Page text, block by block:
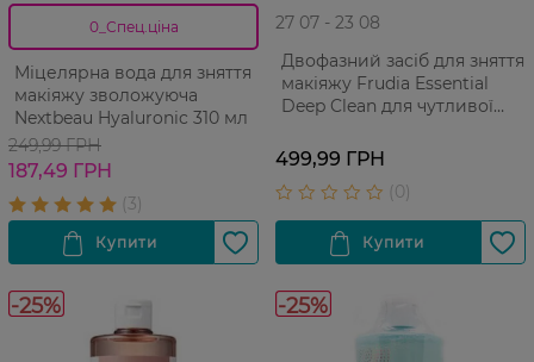
0_Спец.ціна
Міцелярна вода для зняття
макіяжу зволожуюча
Nextbeau Hyaluronic 310 мл
249,99 ГРН
187,49 ГРН
27 07 - 23 08
Двофазний засіб для зняття
макіяжу Frudia Essential
Deep Clean для чутливої
499,99 ГРН
-25% -25%